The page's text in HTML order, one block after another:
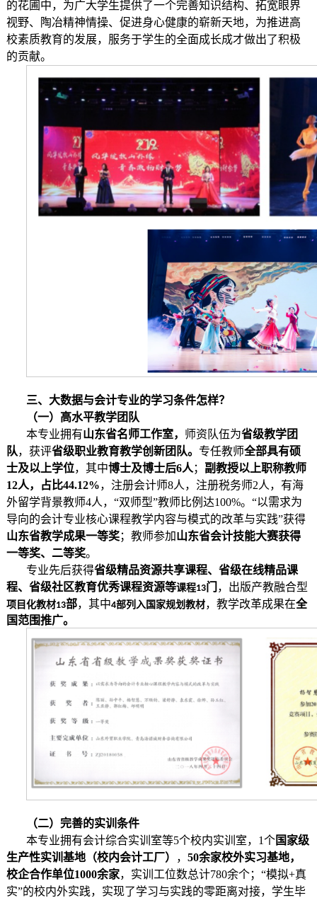
的花圃中，为广大学生提供了一个完善知识结构、拓宽眼界
视野、陶冶精神情操、促进身心健康的崭新天地，为推进高
校素质教育的发展，服务于学生的全面成长成才做出了积极
的贡献。
三、大数据与会计专业的学习条件怎样？
（一）高水平教学团队
本专业拥有山东省名师工作室， 师资队伍为省级教学团
队，获评省级职业教育教学创新团队。 专任教师全部具有硕
士及以上学位，其中博士及博士后6人 ； 副教授以上职称教师
12人， 占比44.12%，注册会计师8人，注册税务师2人，有海
外留学背景教师4人，“双师型”教师比例达100%。“以需求为
导向的会计专业核心课程教学内容与模式的改革与实践”获得
山东省教学成果一等奖；教师参加山东省会计技能大赛获得
一等奖、二等奖。
专业先后获得省级精品资源共享课程、省级在线精品课
程、省级社区教育优秀课程资源等课程13门 ，出版产教融合型
项目化教材13部，其中4部列入国家规划教材，教学改革成果在全
国范围推广。
（二）完善的实训条件
本专业拥有会计综合实训室等5个校内实训室，1个国家级
生产性实训基地（校内会计工厂）
， 50余家校外实习基地，
校企合作单位1000余家，实训工位数总计780余个；“模拟+真
实”的校内外实践，实现了学习与实践的零距离对接，学生毕